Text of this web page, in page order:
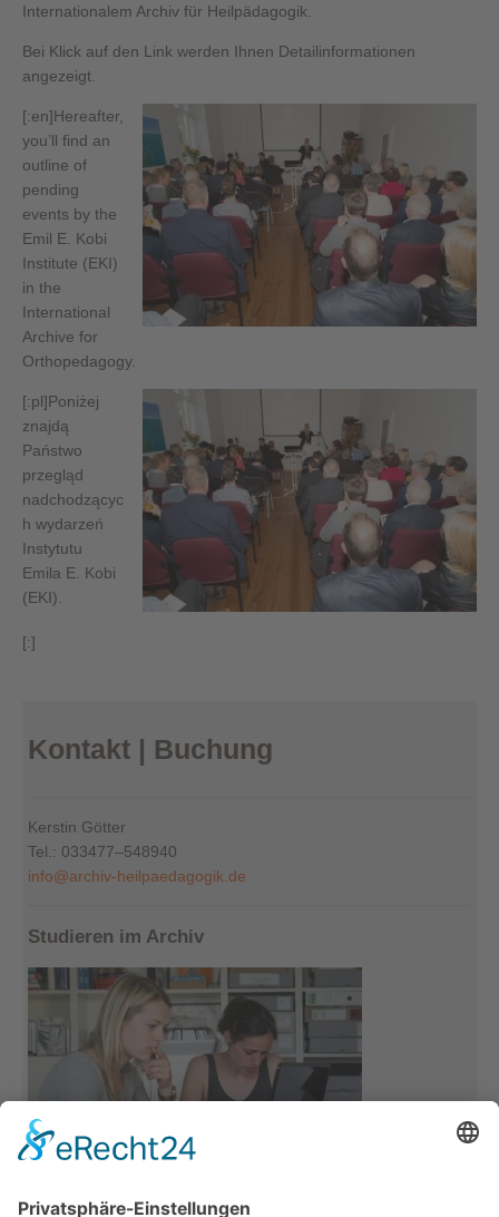
Internationalem Archiv für Heilpädagogik.
Bei Klick auf den Link werden Ihnen Detailinformationen
angezeigt.
[:en]Hereafter,
you’ll find an
outline of
pending
events by the
Emil E. Kobi
Institute (EKI)
in the
International
Archive for
Orthopedagogy.
[:pl]Poniżej
znajdą
Państwo
przegląd
nadchodzącyc
h wydarzeń
Instytutu
Emila E. Kobi
(EKI).
[:]
Kontakt | Buchung
Kerstin Götter
Tel.: 033477–548940
info@archiv-heilpaedagogik.de
Studieren im Archiv